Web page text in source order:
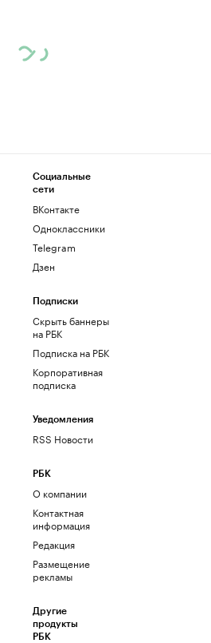
Социальные
сети
ВКонтакте
Одноклассники
Telegram
Дзен
Подписки
Скрыть баннеры
на РБК
Подписка на РБК
Корпоративная
подписка
Уведомления
RSS Новости
РБК
О компании
Контактная
информация
Редакция
Размещение
рекламы
Другие
продукты
РБК